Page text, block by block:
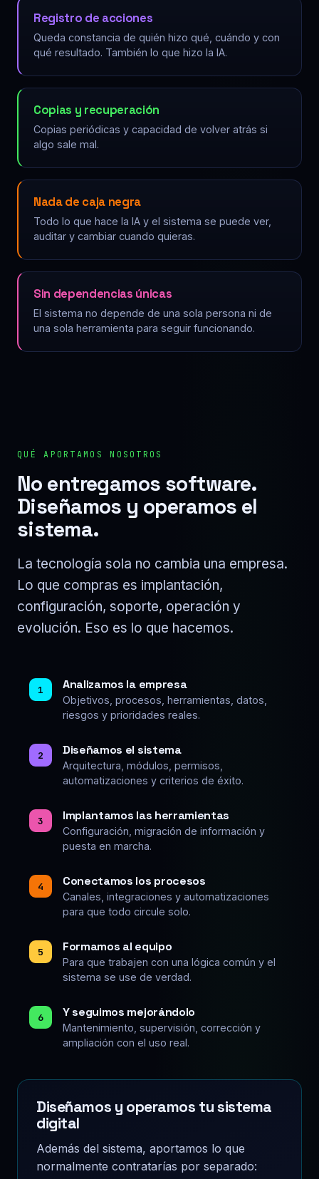
Registro de acciones
Queda constancia de quién hizo qué, cuándo y con
qué resultado. También lo que hizo la IA.
Copias y recuperación
Copias periódicas y capacidad de volver atrás si
algo sale mal.
Nada de caja negra
Todo lo que hace la IA y el sistema se puede ver,
auditar y cambiar cuando quieras.
Sin dependencias únicas
El sistema no depende de una sola persona ni de
una sola herramienta para seguir funcionando.
QUÉ APORTAMOS NOSOTROS
No entregamos software.
Diseñamos y operamos el
sistema.
La tecnología sola no cambia una empresa.
Lo que compras es implantación,
configuración, soporte, operación y
evolución. Eso es lo que hacemos.
1 Analizamos la empresa
Objetivos, procesos, herramientas, datos,
riesgos y prioridades reales.
2 Diseñamos el sistema
Arquitectura, módulos, permisos,
automatizaciones y criterios de éxito.
3 Implantamos las herramientas
Configuración, migración de información y
puesta en marcha.
4 Conectamos los procesos
Canales, integraciones y automatizaciones
para que todo circule solo.
5 Formamos al equipo
Para que trabajen con una lógica común y el
sistema se use de verdad.
6 Y seguimos mejorándolo
Mantenimiento, supervisión, corrección y
ampliación con el uso real.
Diseñamos y operamos tu sistema
digital
Además del sistema, aportamos lo que
normalmente contratarías por separado: